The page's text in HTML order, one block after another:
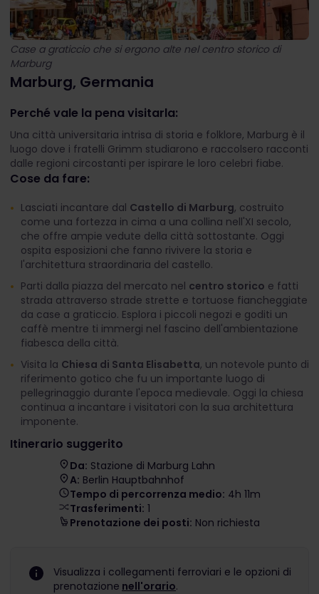
Case a graticcio che si ergono alte nel centro storico di
Marburg
Marburg, Germania
Perché vale la pena visitarla:
Una città universitaria intrisa di storia e folklore, Marburg è il
luogo dove i fratelli Grimm studiarono e raccolsero racconti
dalle regioni circostanti per ispirare le loro celebri fiabe.
Cose da fare:
Lasciati incantare dal Castello di Marburg, costruito
come una fortezza in cima a una collina nell'XI secolo,
che offre ampie vedute della città sottostante. Oggi
ospita esposizioni che fanno rivivere la storia e
l'architettura straordinaria del castello.
Parti dalla piazza del mercato nel centro storico e fatti
strada attraverso strade strette e tortuose fiancheggiate
da case a graticcio. Esplora i piccoli negozi e goditi un
caffè mentre ti immergi nel fascino dell'ambientazione
fiabesca della città.
Visita la Chiesa di Santa Elisabetta, un notevole punto di
riferimento gotico che fu un importante luogo di
pellegrinaggio durante l'epoca medievale. Oggi la chiesa
continua a incantare i visitatori con la sua architettura
imponente.
Itinerario suggerito
Da: Stazione di Marburg Lahn
A: Berlin Hauptbahnhof
Tempo di percorrenza medio: 4h 11m
Trasferimenti: 1
Prenotazione dei posti: Non richiesta
Visualizza i collegamenti ferroviari e le opzioni di
prenotazione nell'orario.